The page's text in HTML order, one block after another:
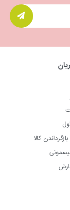
کالا